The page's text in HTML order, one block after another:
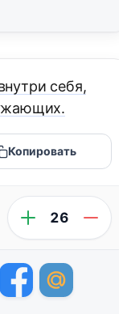
себя,
Копировать
26